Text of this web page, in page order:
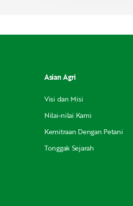
Asian Agri
Visi dan Misi
Nilai-nilai Kami
Kemitraan Dengan Petani
Tonggak Sejarah